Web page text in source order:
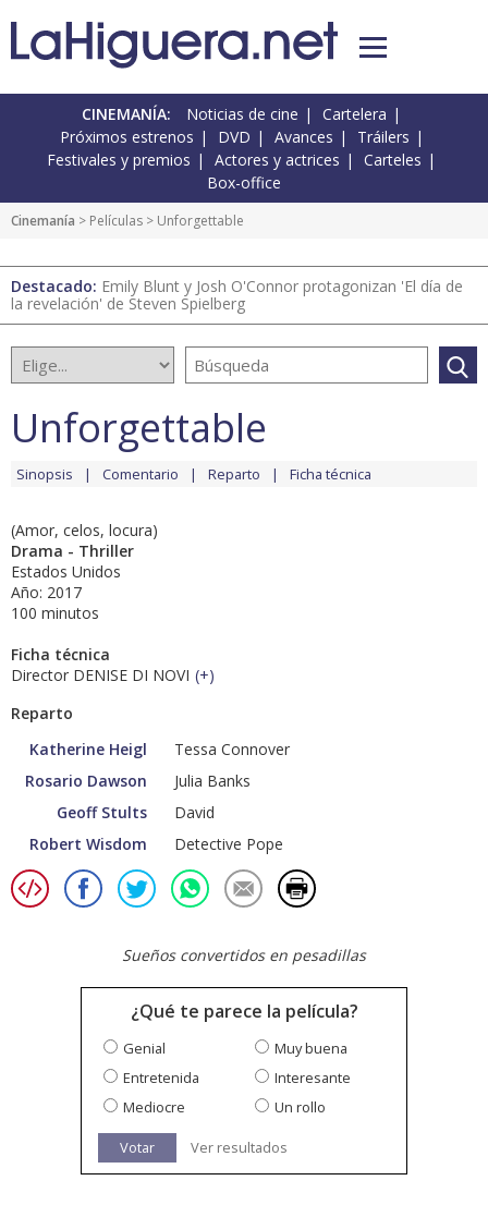
CINEMANÍA: Noticias de cine
Cartelera
Próximos estrenos
DVD Avances
Tráilers
Festivales y premios
Actores y actrices
Carteles
Box-office
Cinemanía > Películas > Unforgettable
Destacado: Emily Blunt y Josh O'Connor protagonizan 'El día de
la revelación' de Steven Spielberg
Unforgettable
Sinopsis Comentario Reparto Ficha técnica
(Amor, celos, locura)
Drama - Thriller
Estados Unidos
Año: 2017
100 minutos
Ficha técnica
Director DENISE DI NOVI (+)
Reparto
Katherine Heigl
Tessa Connover
Rosario Dawson
Julia Banks
Geoff Stults
David
Robert Wisdom
Detective Pope
Sueños convertidos en pesadillas
¿Qué te parece la película?
Genial
Muy buena
Entretenida
Interesante
Mediocre
Un rollo
Votar Ver resultados